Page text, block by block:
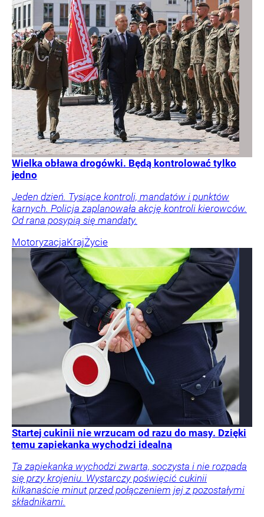
Wielka obława drogówki. Będą kontrolować tylko
jedno
Jeden dzień. Tysiące kontroli, mandatów i punktów
karnych. Policja zaplanowała akcję kontroli kierowców.
Od rana posypią się mandaty.
MotoryzacjaKrajŻycie
Startej cukinii nie wrzucam od razu do masy. Dzięki
temu zapiekanka wychodzi idealna
Ta zapiekanka wychodzi zwarta, soczysta i nie rozpada
się przy krojeniu. Wystarczy poświęcić cukinii
kilkanaście minut przed połączeniem jej z pozostałymi
składnikami.